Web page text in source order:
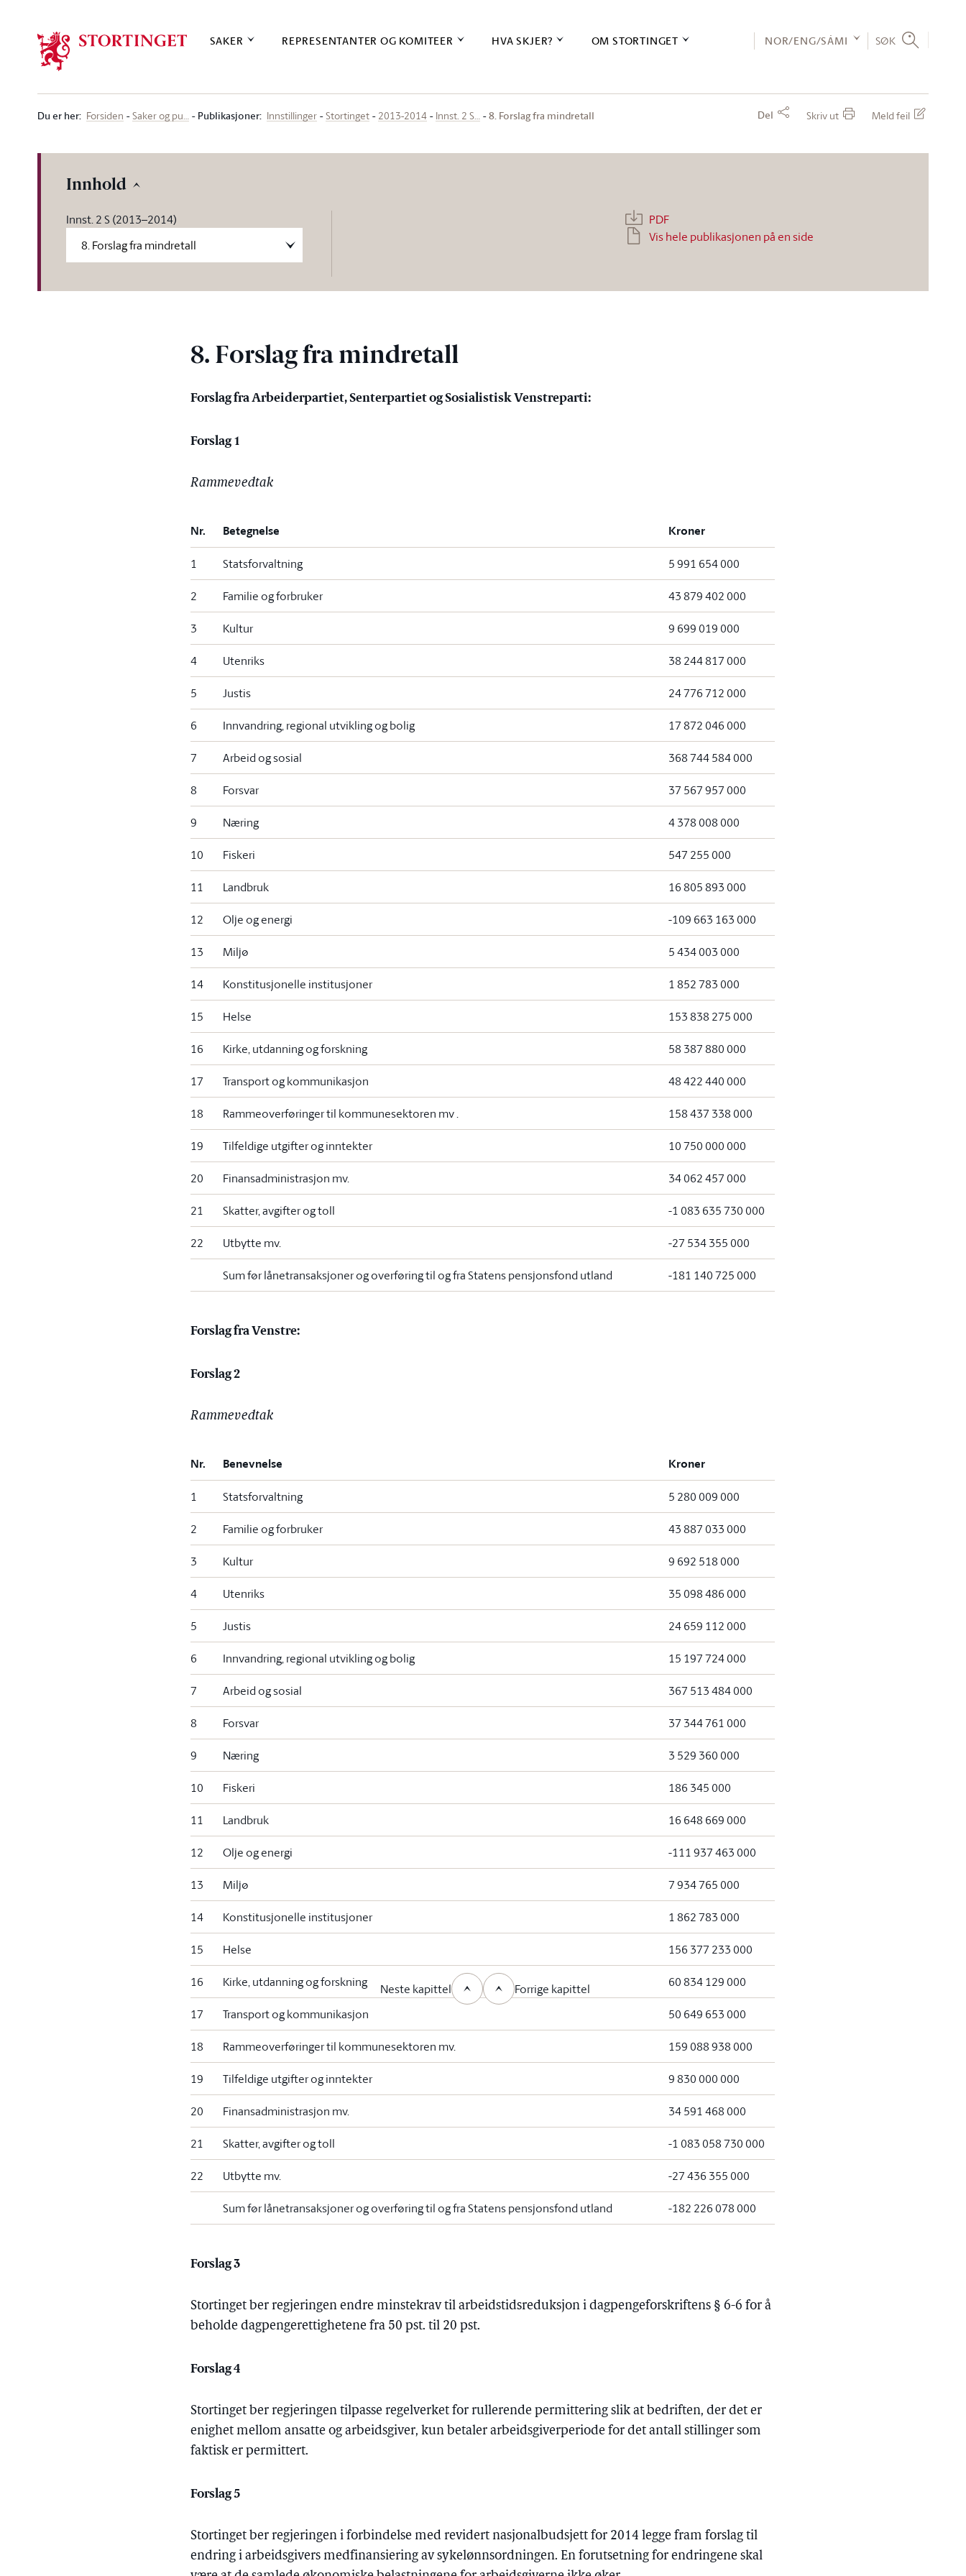
SAKER REPRESENTANTER OG KOMITEER HVA SKJER? OM STORTINGET NOR/ENG/SÁMI SØK
Du er her: Forsiden Saker og pu… Publikasjoner: Innstillinger Stortinget 2013-2014 Innst. 2 S… 8. Forslag fra mindretall Del Skriv ut Meld feil
Innhold
Innst. 2 S (2013–2014)
PDF
Vis hele publikasjonen på en side
8. Forslag fra mindretall
Forslag fra Arbeiderpartiet, Senterpartiet og Sosialistisk Venstreparti:
Forslag 1
Rammevedtak
Nr. Betegnelse Kroner
1 Statsforvaltning 5 991 654 000
2 Familie og forbruker 43 879 402 000
3 Kultur 9 699 019 000
4 Utenriks 38 244 817 000
5 Justis 24 776 712 000
6 Innvandring, regional utvikling og bolig 17 872 046 000
7 Arbeid og sosial 368 744 584 000
8 Forsvar 37 567 957 000
9 Næring 4 378 008 000
10 Fiskeri 547 255 000
11 Landbruk 16 805 893 000
12 Olje og energi -109 663 163 000
13 Miljø 5 434 003 000
14 Konstitusjonelle institusjoner 1 852 783 000
15 Helse 153 838 275 000
16 Kirke, utdanning og forskning 58 387 880 000
17 Transport og kommunikasjon 48 422 440 000
18 Rammeoverføringer til kommunesektoren mv . 158 437 338 000
19 Tilfeldige utgifter og inntekter 10 750 000 000
20 Finansadministrasjon mv. 34 062 457 000
21 Skatter, avgifter og toll -1 083 635 730 000
22 Utbytte mv. -27 534 355 000
Sum før lånetransaksjoner og overføring til og fra Statens pensjonsfond utland -181 140 725 000
Forslag fra Venstre:
Forslag 2
Rammevedtak
Nr. Benevnelse Kroner
1 Statsforvaltning 5 280 009 000
2 Familie og forbruker 43 887 033 000
3 Kultur 9 692 518 000
4 Utenriks 35 098 486 000
5 Justis 24 659 112 000
6 Innvandring, regional utvikling og bolig 15 197 724 000
7 Arbeid og sosial 367 513 484 000
8 Forsvar 37 344 761 000
9 Næring 3 529 360 000
10 Fiskeri 186 345 000
11 Landbruk 16 648 669 000
12 Olje og energi -111 937 463 000
13 Miljø 7 934 765 000
14 Konstitusjonelle institusjoner 1 862 783 000
15 Helse 156 377 233 000
16 Kirke, utdanning og forskning 60 834 129 000
17 Transport og kommunikasjon 50 649 653 000
18 Rammeoverføringer til kommunesektoren mv. 159 088 938 000
19 Tilfeldige utgifter og inntekter 9 830 000 000
20 Finansadministrasjon mv. 34 591 468 000
21 Skatter, avgifter og toll -1 083 058 730 000
22 Utbytte mv. -27 436 355 000
Sum før lånetransaksjoner og overføring til og fra Statens pensjonsfond utland -182 226 078 000
Forslag 3
Stortinget ber regjeringen endre minstekrav til arbeidstidsreduksjon i dagpengeforskriftens § 6-6 for å
beholde dagpengerettighetene fra 50 pst. til 20 pst.
Forslag 4
Stortinget ber regjeringen tilpasse regelverket for rullerende permittering slik at bedriften, der det er
enighet mellom ansatte og arbeidsgiver, kun betaler arbeidsgiverperiode for det antall stillinger som
faktisk er permittert.
Forslag 5
Stortinget ber regjeringen i forbindelse med revidert nasjonalbudsjett for 2014 legge fram forslag til
endring i arbeidsgivers medfinansiering av sykelønnsordningen. En forutsetning for endringene skal
Forrige kapittel
Neste kapittel